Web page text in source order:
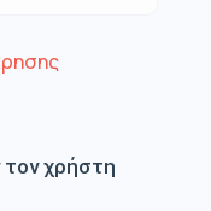
χρήστη